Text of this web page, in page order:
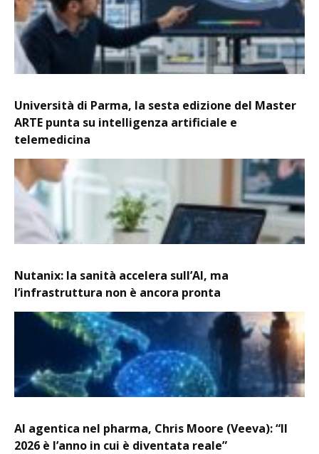
Università di Parma, la sesta edizione del Master
ARTE punta su intelligenza artificiale e
telemedicina
Nutanix: la sanità accelera sull’AI, ma
l’infrastruttura non è ancora pronta
AI agentica nel pharma, Chris Moore (Veeva): “Il
2026 è l’anno in cui è diventata reale”